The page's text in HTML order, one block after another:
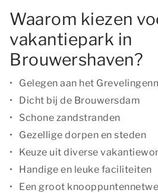
Waarom kiezen
vakantiepark in
Brouwershaven?
Gelegen aan het
Dicht bij de Brouwersdam
Schone zandstranden
Gezellige dorpen en steden
Keuze uit diverse
Handige en leuke faciliteiten
Een groot